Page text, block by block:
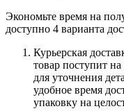
Экономьте время на
доступно 4 варианта
Курьерская
товар поступит на
для уточнения
удобное время
упаковку на